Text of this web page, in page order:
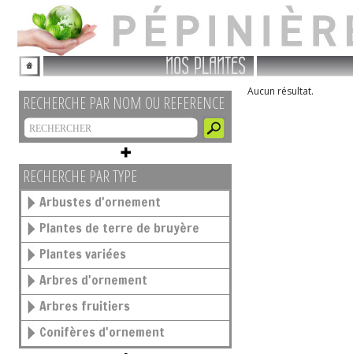
NOS PLANTES
RECHERCHE PAR NOM OU REFERENCE
RECHERCHE PAR TYPE
Arbustes d'ornement
Plantes de terre de bruyère
Plantes variées
Arbres d'ornement
Arbres fruitiers
Conifères d'ornement
Aucun résultat.